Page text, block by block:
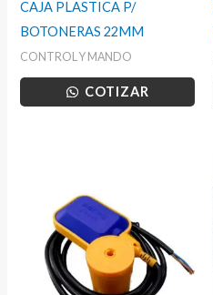
CAJA PLASTICA P/
BOTONERAS 22MM
CONTROL Y MANDO
COTIZAR